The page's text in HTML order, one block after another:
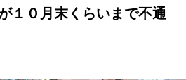
１０月末くらいまで不通